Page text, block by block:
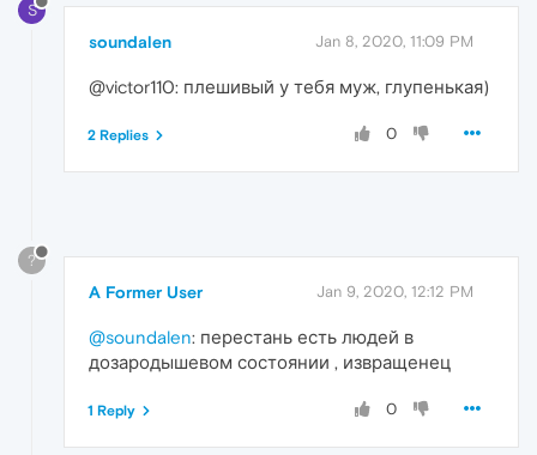
S
soundalen Jan 8, 2020, 11:09 PM
@victor110: плешивый у тебя муж, глупенькая)
0
2 Replies
?
A Former User Jan 9, 2020, 12:12 PM
@soundalen: перестань есть людей в
дозародышевом состоянии , извращенец
0
1 Reply